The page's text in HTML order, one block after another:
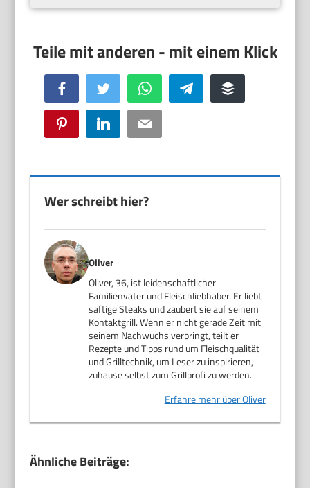
Facebook Twitter WhatsApp Telegram Buffer
Pinterest LinkedIn Email
Wer schreibt hier?
Oliver
Oliver, 36, ist leidenschaftlicher
Familienvater und Fleischliebhaber. Er liebt
saftige Steaks und zaubert sie auf seinem
Kontaktgrill. Wenn er nicht gerade Zeit mit
seinem Nachwuchs verbringt, teilt er
Rezepte und Tipps rund um Fleischqualität
und Grilltechnik, um Leser zu inspirieren,
zuhause selbst zum Grillprofi zu werden.
Erfahre mehr über Oliver
Ähnliche Beiträge: